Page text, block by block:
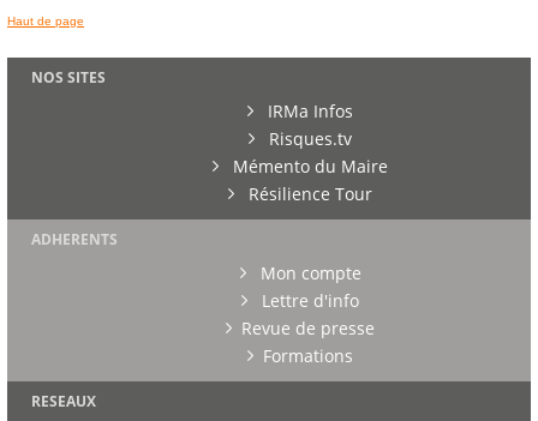
Haut de page
NOS SITES
IRMa Infos
Risques.tv
Mémento du Maire
Résilience Tour
ADHERENTS
Mon compte
Lettre d'info
Revue de presse
Formations
RESEAUX